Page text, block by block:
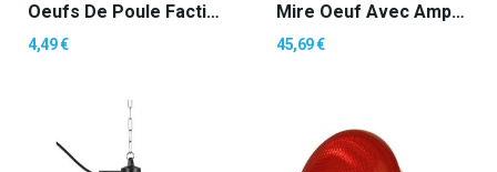
Oeufs De Poule Factices En Bois Par 2 Pièces
4,49 €
Mire Oeuf Avec Ampoule
45,69 €